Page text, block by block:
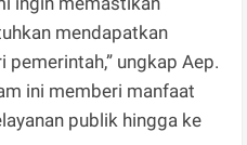
mendapatkan
ungkap Aep.
ini memberi manfaat
publik hingga ke